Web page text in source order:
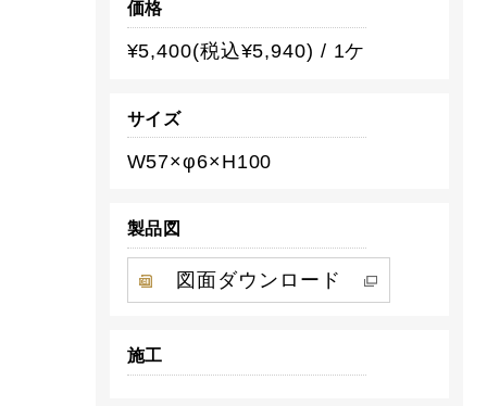
価格
¥5,400(税込¥5,940) / 1ケ
サイズ
W57×φ6×H100
製品図
図面ダウンロード
施工